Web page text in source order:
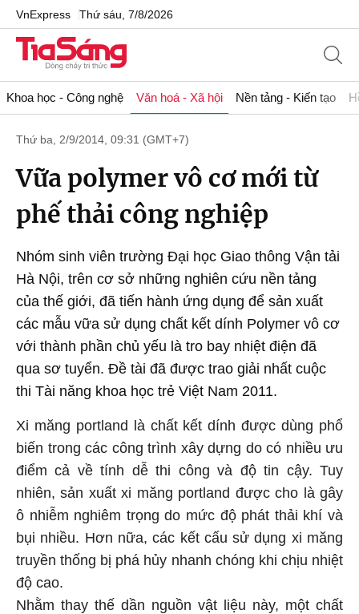
VnExpress Thứ sáu, 7/8/2026
Khoa học - Công nghệ Văn hoá - Xã hội Nền tảng - Kiến tạo
Thứ ba, 2/9/2014, 09:31 (GMT+7)
Vữa polymer vô cơ mới từ
phế thải công nghiệp
Nhóm sinh viên trường Đại học Giao thông Vận tải
Hà Nội, trên cơ sở những nghiên cứu nền tảng
của thế giới, đã tiến hành ứng dụng để sản xuất
các mẫu vữa sử dụng chất kết dính Polymer vô cơ
với thành phần chủ yếu là tro bay nhiệt điện đã
qua sơ tuyển. Đề tài đã được trao giải nhất cuộc
thi Tài năng khoa học trẻ Việt Nam 2011.
Xi măng portland là chất kết dính được dùng phổ
biến trong các công trình xây dựng do có nhiều ưu
điểm cả về tính dễ thi công và độ tin cậy. Tuy
nhiên, sản xuất xi măng portland được cho là gây
ô nhiễm nghiêm trọng do mức độ phát thải khí và
bụi nhiều. Hơn nữa, các kết cấu sử dụng xi măng
truyền thống bị phá hủy nhanh chóng khi chịu nhiệt
độ cao.
Nhằm thay thế dần nguồn vật liệu này, một chất